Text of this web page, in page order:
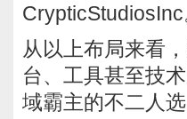
CrypticStudiosInc
从以上布局来看
台、工具甚至技
域霸主的不二人选